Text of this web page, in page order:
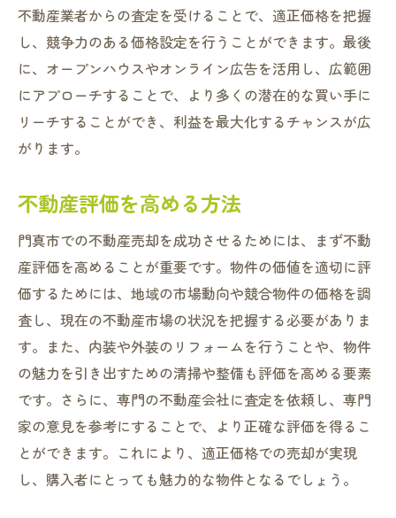
不動産業者からの査定を受けることで、適正価格を把握
し、競争力のある価格設定を行うことができます。最後
に、オープンハウスやオンライン広告を活用し、広範囲
にアプローチすることで、より多くの潜在的な買い手に
リーチすることができ、利益を最大化するチャンスが広
がります。
不動産評価を高める方法
門真市での不動産売却を成功させるためには、まず不動
産評価を高めることが重要です。物件の価値を適切に評
価するためには、地域の市場動向や競合物件の価格を調
査し、現在の不動産市場の状況を把握する必要がありま
す。また、内装や外装のリフォームを行うことや、物件
の魅力を引き出すための清掃や整備も評価を高める要素
です。さらに、専門の不動産会社に査定を依頼し、専門
家の意見を参考にすることで、より正確な評価を得るこ
とができます。これにより、適正価格での売却が実現
し、購入者にとっても魅力的な物件となるでしょう。